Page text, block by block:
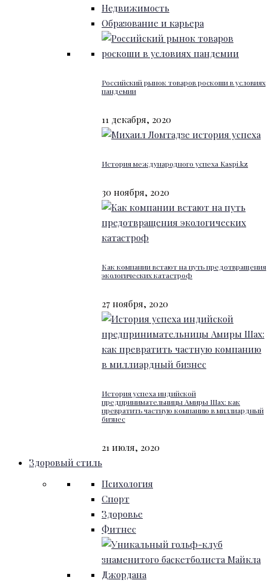
Недвижимость
Образование и карьера
Российский рынок товаров роскоши в условиях
пандемии
11 декабря, 2020
История международного успеха Kaspi.kz
30 ноября, 2020
Как компании встают на путь предотвращения
экологических катастроф
27 ноября, 2020
История успеха индийской
предпринимательницы Амиры Шах: как
превратить частную компанию в миллиардный
бизнес
21 июля, 2020
Здоровый стиль
Психология
Спорт
Здоровье
Фитнес